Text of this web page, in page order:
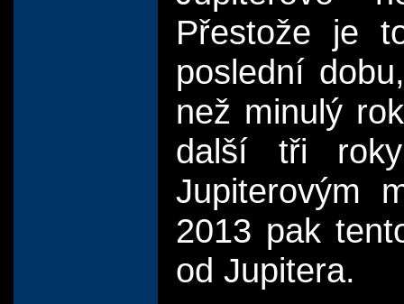
Přestože je
poslední
než minulý
další tři
Jupiterovým
2013 pak
od Jupitera.